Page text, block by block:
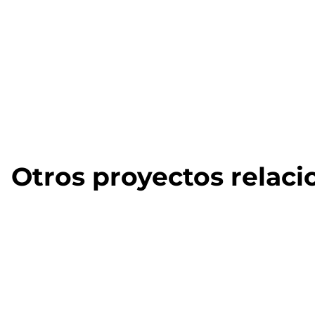
Otros proyectos